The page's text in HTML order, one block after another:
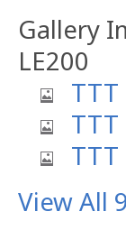
Gallery
LE200
TTT
TTT
View All